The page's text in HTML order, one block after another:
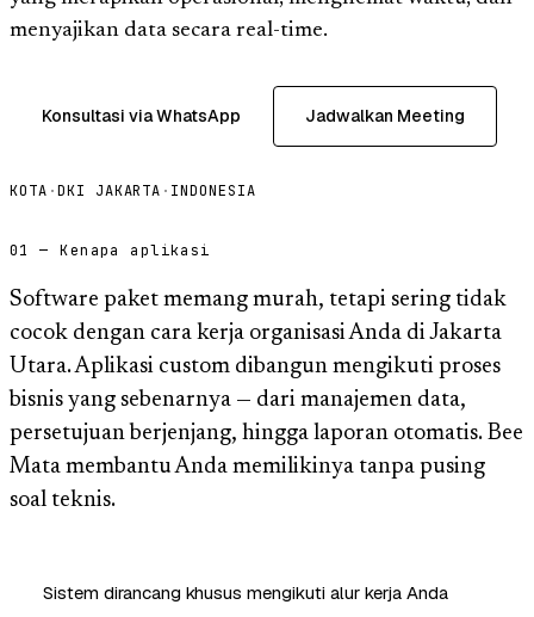
menyajikan data secara real-time.
Konsultasi via WhatsApp Jadwalkan Meeting
KOTA ·DKI JAKARTA · INDONESIA
01 — Kenapa aplikasi
Software paket memang murah, tetapi sering tidak
cocok dengan cara kerja organisasi Anda di Jakarta
Utara. Aplikasi custom dibangun mengikuti proses
bisnis yang sebenarnya — dari manajemen data,
persetujuan berjenjang, hingga laporan otomatis. Bee
Mata membantu Anda memilikinya tanpa pusing
soal teknis.
Sistem dirancang khusus mengikuti alur kerja Anda